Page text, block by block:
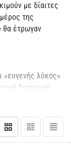
με δίαιτες
της
θα έτρωγαν
«ευγενής λύκος»
διατροφή
μείγμα από
και βότανα.